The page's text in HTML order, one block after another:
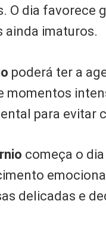
O dia favorece
ainda imaturos.
poderá ter a
momentos
para evitar
começa o
delicadas e